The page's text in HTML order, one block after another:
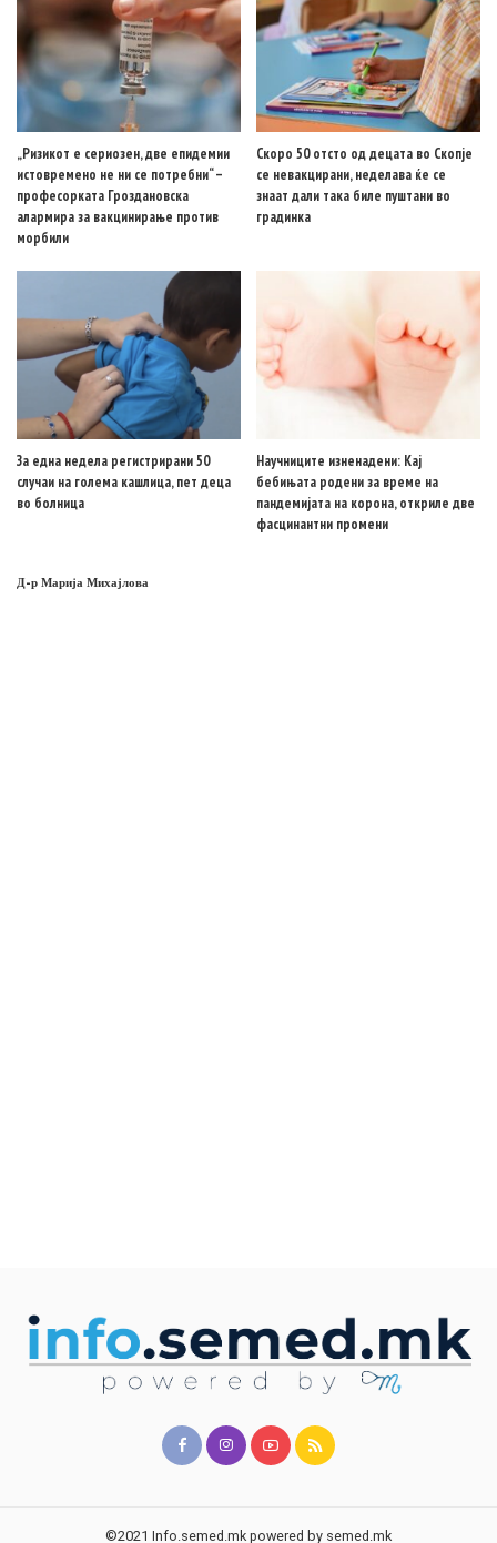
„Ризикот е сериозен, две епидемии
истовремено не ни се потребни“ –
професорката Гроздановска
алармира за вакцинирање против
морбили
Скоро 50 отсто од децата во Скопје
се невакцирани, неделава ќе се
знаат дали така биле пуштани во
градинка
За една недела регистрирани 50
случаи на голема кашлица, пет деца
во болница
Научниците изненадени: Кај
бебињата родени за време на
пандемијата на корона, откриле две
фасцинантни промени
Д-р Марија Михајлова
©2021 Info.semed.mk powered by semed.mk